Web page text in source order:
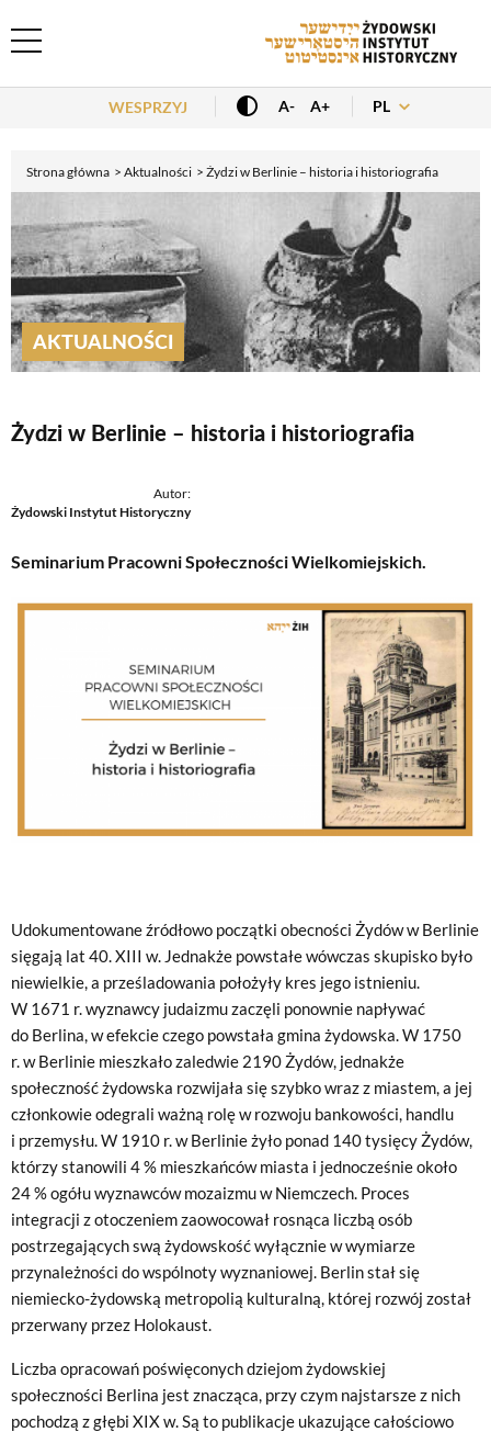
Header Menu
WESPRZYJ A- A+ PL
Strona główna Aktualności Żydzi w Berlinie – historia i historiografia
AKTUALNOŚCI
Żydzi w Berlinie – historia i historiografia
Autor:
Żydowski Instytut Historyczny
Seminarium Pracowni Społeczności Wielkomiejskich.
Udokumentowane źródłowo początki obecności Żydów w Berlinie
sięgają lat 40. XIII w. Jednakże powstałe wówczas skupisko było
niewielkie, a prześladowania położyły kres jego istnieniu.
W 1671 r. wyznawcy judaizmu zaczęli ponownie napływać
do Berlina, w efekcie czego powstała gmina żydowska. W 1750
r. w Berlinie mieszkało zaledwie 2190 Żydów, jednakże
społeczność żydowska rozwijała się szybko wraz z miastem, a jej
członkowie odegrali ważną rolę w rozwoju bankowości, handlu
i przemysłu. W 1910 r. w Berlinie żyło ponad 140 tysięcy Żydów,
którzy stanowili 4 % mieszkańców miasta i jednocześnie około
24 % ogółu wyznawców mozaizmu w Niemczech. Proces
integracji z otoczeniem zaowocował rosnąca liczbą osób
postrzegających swą żydowskość wyłącznie w wymiarze
przynależności do wspólnoty wyznaniowej. Berlin stał się
niemiecko-żydowską metropolią kulturalną, której rozwój został
przerwany przez Holokaust.
Liczba opracowań poświęconych dziejom żydowskiej
społeczności Berlina jest znacząca, przy czym najstarsze z nich
pochodzą z głębi XIX w. Są to publikacje ukazujące całościowo